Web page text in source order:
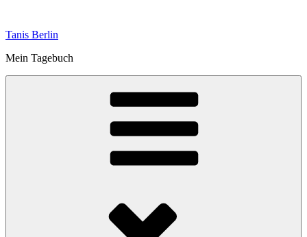
springen
Tanis Berlin
Mein Tagebuch